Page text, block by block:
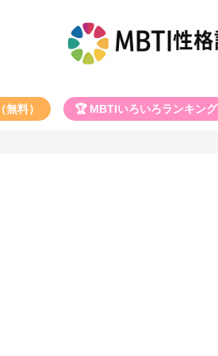
料） 🏆 MBTIいろいろランキング